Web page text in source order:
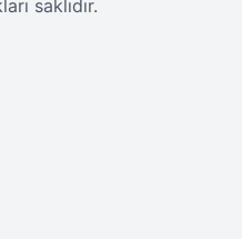
saklıdır.